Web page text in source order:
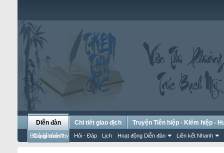
Diễn đàn
Bài gửi hôm nay Hỏi - Đáp Lịch Hoạt động Diễn đàn Liên kết Nhanh
Chi tiết giao dịch
Truyện Tiên hiệp - Kiếm hiệp -
Có gì mới?